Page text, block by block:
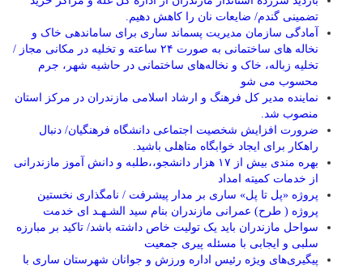
تضمینی گندم/ ضایعات نان را کاهش دهیم.
آمادگی سازمان مدیریت پسماند ساری برای ساماندهی خاک و
نخاله های ساختمانی به صورت ۲۴ ساعته و تخلیه در مکانی مجاز /
تخلیه زباله، خاک و نخاله‌های ساختمانی در حاشیه شهر، جرم
محسوب می شو
نماینده مدیر کل فرهنگ و ارشاد اسلامی مازندران در مرکز استان
منصوب شد.
ضرورت افزایش شخصیت اجتماعی دانشگاه فرهنگیان/ دنبال
راهکار برای ایجاد خوابگاه متاهلی باشید.
بهره مندی بیش از ۱۷ هزار دانشجو،،طلبه و دانش آموز مازندرانی
از خدمات کمیته امداد
پروژه «پل تا پل» ساری بر مدار پیشرفت / نامگذاری نخستین
پروژه ( طرح) عمرانی مازندران بنام سید الشـهـد ای خدمت
سواحل مازندران باید یک تولیت خاص داشته باشد/ تاکید بر مبارزه
سلبی و ایجابی با مسئله پیری جمعیت
پیگیری‌های ویژه رئیس اداره ورزش و جوانان شهرستان ساری با